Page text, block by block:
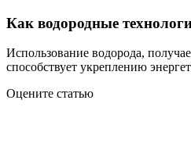
Как водородные
Использование водорода,
способствует укреплению
Оцените статью